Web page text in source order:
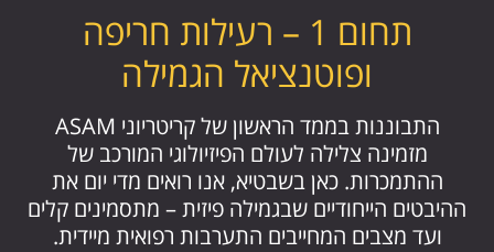
תחום 1 – רעילות חריפה
ופוטנציאל הגמילה
התבוננות בממד הראשון של קריטריוני ASAM
מזמינה צלילה לעולם הפיזיולוגי המורכב של
ההתמכרות. כאן בשבטיא, אנו רואים מדי יום את
ההיבטים הייחודיים שבגמילה פיזית – מתסמינים קלים
ועד מצבים המחייבים התערבות רפואית מיידית.